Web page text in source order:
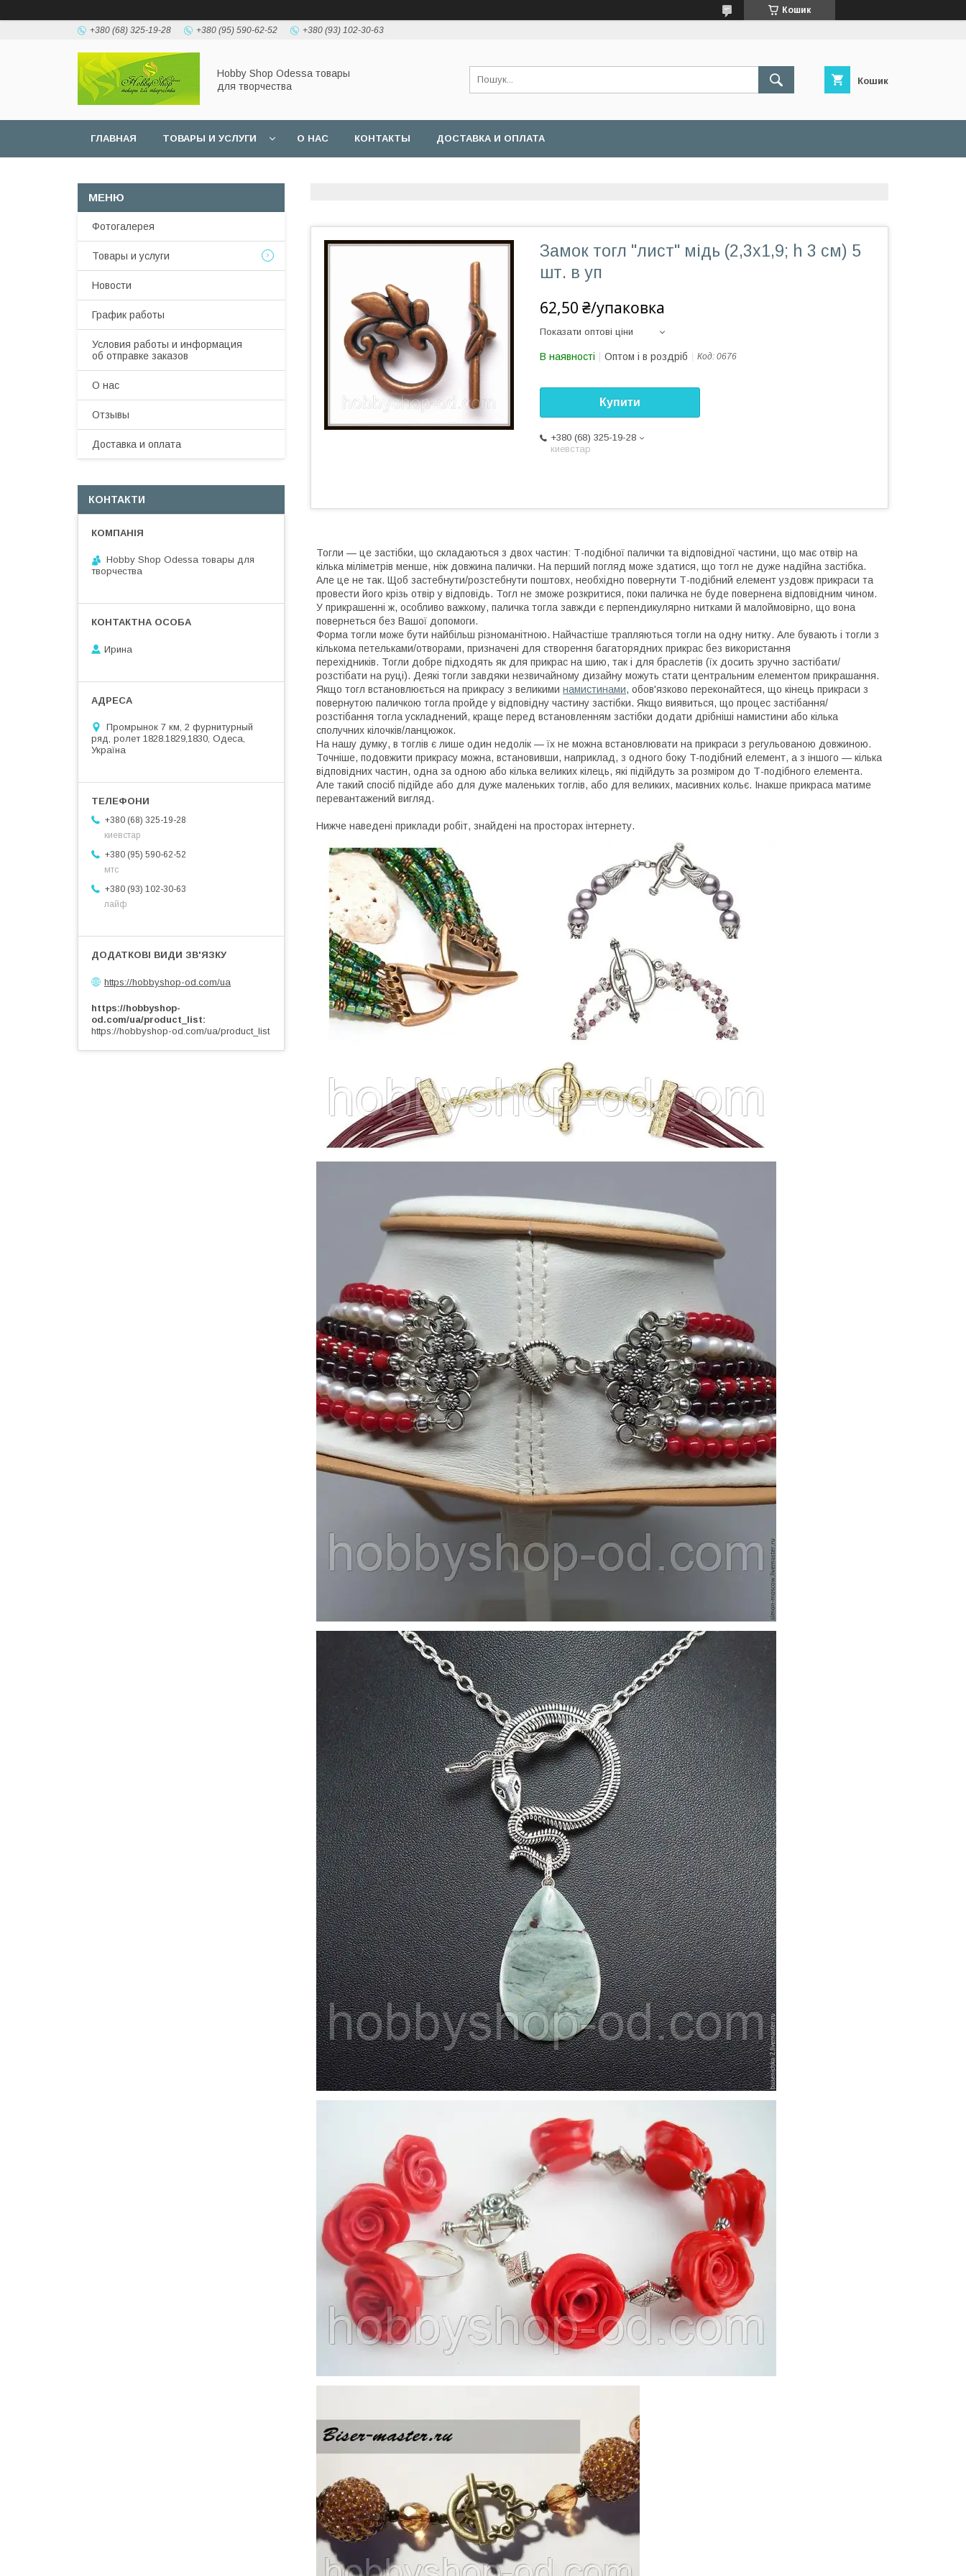
Кошик
+380 (68) 325-19-28 +380 (95) 590-62-52 +380 (93) 102-30-63
Hobbу Shop Odessa товары
для творчества
Кошик
ГЛАВНАЯ ТОВАРЫ И УСЛУГИ О НАС КОНТАКТЫ ДОСТАВКА И ОПЛАТА
Замок тогл "лист" мідь (2,3х1,9; h 3 см) 5
шт. в уп
62,50 ₴/упаковка
Показати оптові ціни
В наявності Оптом і в роздріб Код: 0676
Купити
+380 (68) 325-19-28
киевстар
Тогли — це застібки, що складаються з двох частин: Т-подібної палички та відповідної частини, що має отвір на
кілька міліметрів менше, ніж довжина палички. На перший погляд може здатися, що тогл не дуже надійна застібка.
Але це не так. Щоб застебнути/розстебнути поштовх, необхідно повернути Т-подібний елемент уздовж прикраси та
провести його крізь отвір у відповідь. Тогл не зможе розкритися, поки паличка не буде повернена відповідним чином.
У прикрашенні ж, особливо важкому, паличка тогла завжди є перпендикулярно нитками й малоймовірно, що вона
повернеться без Вашої допомоги.
Форма тогли може бути найбільш різноманітною. Найчастіше трапляються тогли на одну нитку. Але бувають і тогли з
кількома петельками/отворами, призначені для створення багаторядних прикрас без використання
перехідників. Тогли добре підходять як для прикрас на шию, так і для браслетів (їх досить зручно застібати/
розстібати на руці). Деякі тогли завдяки незвичайному дизайну можуть стати центральним елементом прикрашання.
Якщо тогл встановлюється на прикрасу з великими намистинами, обов'язково переконайтеся, що кінець прикраси з
повернутою паличкою тогла пройде у відповідну частину застібки. Якщо виявиться, що процес застібання/
розстібання тогла ускладнений, краще перед встановленням застібки додати дрібніші намистини або кілька
сполучних кілочків/ланцюжок.
На нашу думку, в тоглів є лише один недолік — їх не можна встановлювати на прикраси з регульованою довжиною.
Точніше, подовжити прикрасу можна, встановивши, наприклад, з одного боку T-подібний елемент, а з іншого — кілька
відповідних частин, одна за одною або кілька великих кілець, які підійдуть за розміром до Т-подібного елемента.
Але такий спосіб підійде або для дуже маленьких тоглів, або для великих, масивних кольє. Інакше прикраса матиме
перевантажений вигляд.
Нижче наведені приклади робіт, знайдені на просторах інтернету.
Фотогалерея
Товары и услуги
Новости
График работы
Условия работы и информация
об отправке заказов
О нас
Отзывы
Доставка и оплата
КОНТАКТИ
Hobby Shop Odessa товары для
творчества
Ирина
Промрынок 7 км, 2 фурнитурный
ряд, ролет 1828.1829,1830, Одеса,
Україна
+380 (68) 325-19-28
киевстар
+380 (95) 590-62-52
мтс
+380 (93) 102-30-63
лайф
https://hobbyshop-od.com/ua
https://hobbyshop-
od.com/ua/product_list
https://hobbyshop-od.com/ua/product_list